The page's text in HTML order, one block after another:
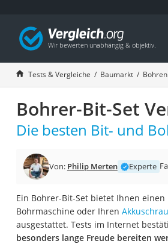
Tests & Vergleiche Baumarkt
Bohrer-Bit-Set
Die besten Bit- und
Von: Philip Merten Experte
Ein Bohrer-Bit-Set bietet Ihnen
Bohrmaschine oder Ihren
ausgestattet. Tests im Internet
besonders lange Freude bereiten